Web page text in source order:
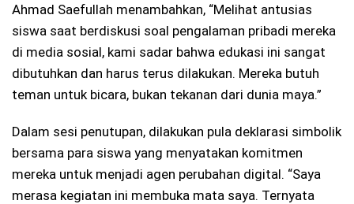
Ahmad Saefullah menambahkan, “Melihat antusias
siswa saat berdiskusi soal pengalaman pribadi mereka
di media sosial, kami sadar bahwa edukasi ini sangat
dibutuhkan dan harus terus dilakukan. Mereka butuh
teman untuk bicara, bukan tekanan dari dunia maya.”
Dalam sesi penutupan, dilakukan pula deklarasi simbolik
bersama para siswa yang menyatakan komitmen
mereka untuk menjadi agen perubahan digital. “Saya
merasa kegiatan ini membuka mata saya. Ternyata